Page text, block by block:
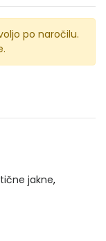
po naročilu.
jakne,